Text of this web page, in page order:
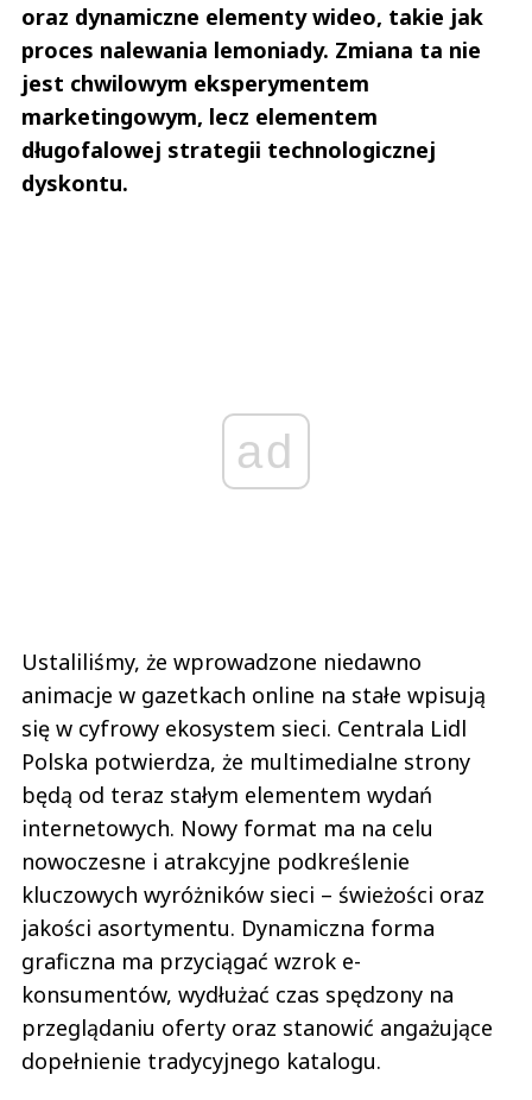
oraz dynamiczne elementy wideo, takie jak
proces nalewania lemoniady. Zmiana ta nie
jest chwilowym eksperymentem
marketingowym, lecz elementem
długofalowej strategii technologicznej
dyskontu.
ad
Ustaliliśmy, że wprowadzone niedawno
animacje w gazetkach online na stałe wpisują
się w cyfrowy ekosystem sieci. Centrala Lidl
Polska potwierdza, że multimedialne strony
będą od teraz stałym elementem wydań
internetowych. Nowy format ma na celu
nowoczesne i atrakcyjne podkreślenie
kluczowych wyróżników sieci – świeżości oraz
jakości asortymentu. Dynamiczna forma
graficzna ma przyciągać wzrok e-
konsumentów, wydłużać czas spędzony na
przeglądaniu oferty oraz stanowić angażujące
dopełnienie tradycyjnego katalogu.